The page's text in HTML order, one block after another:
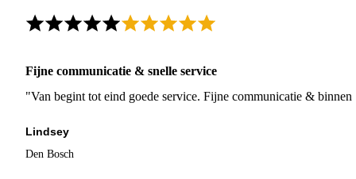
Fijne communicatie & snelle service
"Van begint tot eind goede service. Fijne communicatie &
Lindsey
Den Bosch